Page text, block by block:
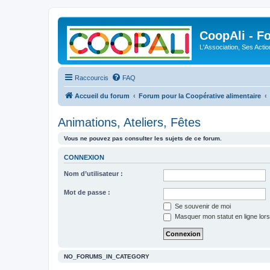
CoopAli -
L'Association, Ses
Raccourcis FAQ
Accueil du forum Forum pour la Coopérative alimentaire
Animations, Ateliers, Fêtes
Vous ne pouvez pas consulter les sujets de ce forum.
CONNEXION
Nom d’utilisateur :
Mot de passe :
Se souvenir de moi
Masquer mon statut en ligne
NO_FORUMS_IN_CATEGORY